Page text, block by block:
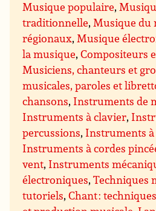
Musique populaire,
traditionnelle,Musique du
régionaux,Musique
la musique,Compositeurs
Musiciens, chanteurs et
musicales, paroles et
chansons, Instruments de
Instruments à clavier,
percussions, Instruments à
Instruments à cordes
vent, Instruments
électroniques,Techniques
tutoriels,Chant : techniques